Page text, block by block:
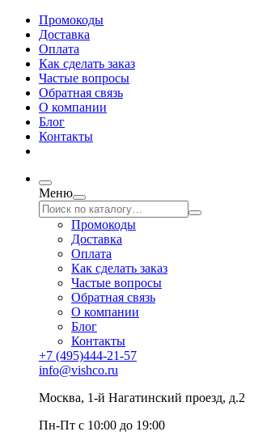
Промокоды
Доставка
Оплата
Как сделать заказ
Частые вопросы
Обратная связь
О компании
Блог
Контакты
Меню
Промокоды
Доставка
Оплата
Как сделать заказ
Частые вопросы
Обратная связь
О компании
Блог
Контакты
+7 (495)444-21-57
info@vishco.ru
Москва, 1-й Нагатинский проезд, д.2
Пн-Пт с 10:00 до 19:00